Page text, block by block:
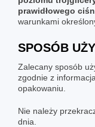
prawidłowego
warunkami
SPOSÓB
Zalecany sposób
zgodnie z
opakowaniu.
Nie należy
dnia.